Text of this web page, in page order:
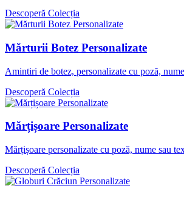
Descoperă Colecția
Mărturii Botez Personalizate
Amintiri de botez, personalizate cu poză,
Descoperă Colecția
Mărțișoare Personalizate
Mărțișoare personalizate cu poză, nume sau
Descoperă Colecția